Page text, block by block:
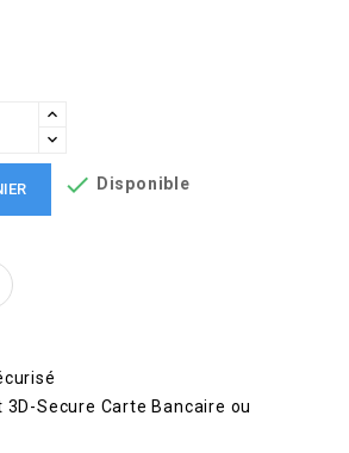
 Disponible
Secure Carte Bancaire ou